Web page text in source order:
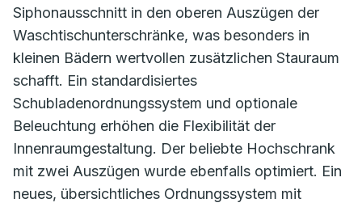
Siphonausschnitt in den oberen Auszügen der
Waschtischunterschränke, was besonders in
kleinen Bädern wertvollen zusätzlichen Stauraum
schafft. Ein standardisiertes
Schubladenordnungssystem und optionale
Beleuchtung erhöhen die Flexibilität der
Innenraumgestaltung. Der beliebte Hochschrank
mit zwei Auszügen wurde ebenfalls optimiert. Ein
neues, übersichtliches Ordnungssystem mit